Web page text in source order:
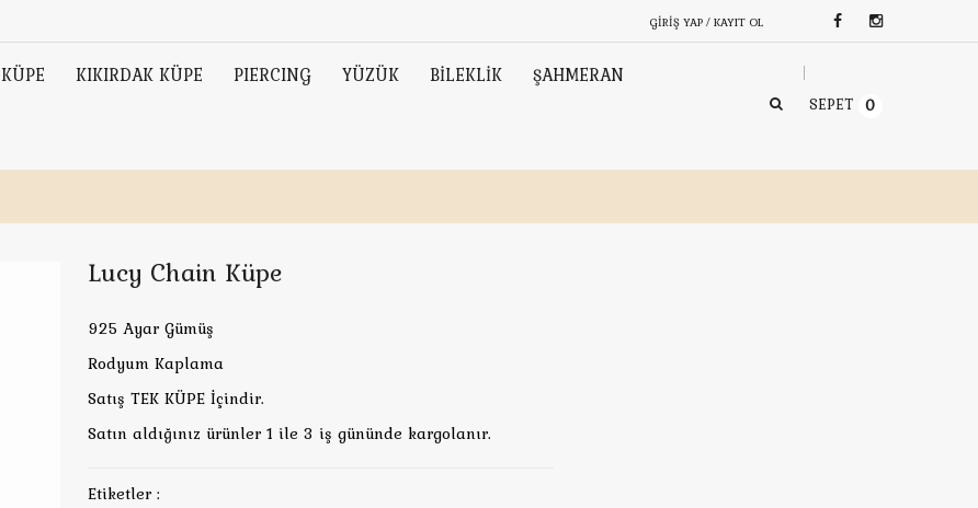
GIRIŞ YAP / KAYIT OL
KÜPE KIKIRDAK KÜPE PIERCING YÜZÜK BİLEKLİK ŞAHMERAN
SEPET 0
Lucy Chain Küpe
925 Ayar Gümüş
Rodyum Kaplama
Satış TEK KÜPE İçindir.
Satın aldığınız ürünler 1 ile 3 iş gününde kargolanır.
Etiketler :